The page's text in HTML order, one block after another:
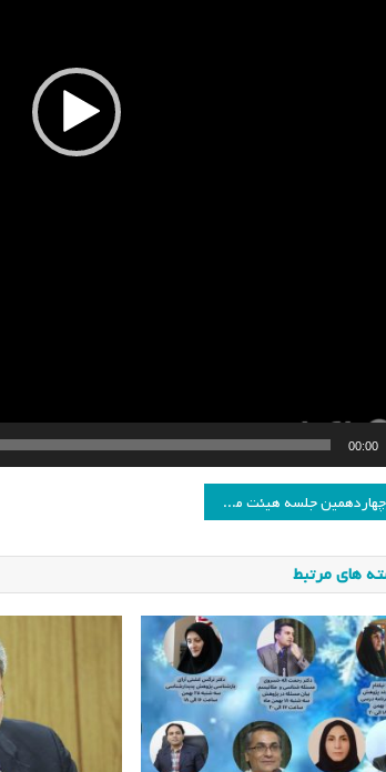
00:00
صدوچهاردهمین جلسه هیئت مدیره انجمن مطالعات برنامه درسی ایران
های مرتبط